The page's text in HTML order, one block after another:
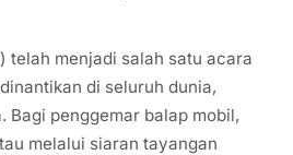
telah menjadi salah satu acara
di seluruh dunia,
Bagi penggemar balap mobil,
melalui siaran tayangan